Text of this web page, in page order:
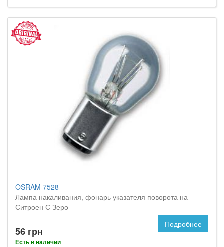
OSRAM 7528
Лампа накаливания, фонарь указателя поворота на
Ситроен С Зеро
56 грн
Есть в наличии
Подробнее